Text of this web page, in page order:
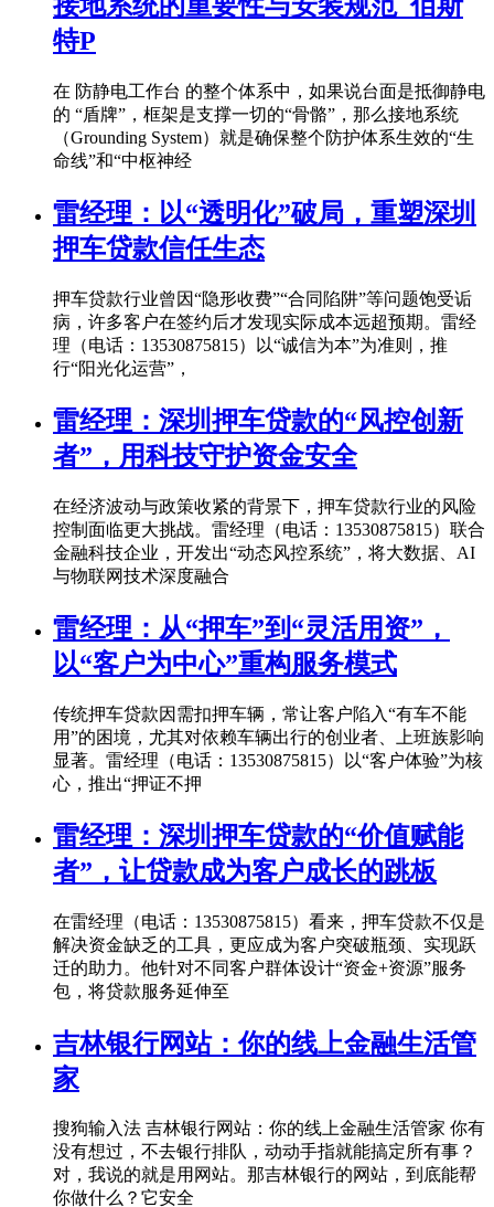
接地系统的重要性与安装规范_佰斯
特P
在 防静电工作台 的整个体系中，如果说台面是抵御静电
的 “盾牌”，框架是支撑一切的“骨骼”，那么接地系统
（Grounding System）就是确保整个防护体系生效的“生
命线”和“中枢神经
雷经理：以“透明化”破局，重塑深圳
押车贷款信任生态
押车贷款行业曾因“隐形收费”“合同陷阱”等问题饱受诟
病，许多客户在签约后才发现实际成本远超预期。雷经
理（电话：13530875815）以“诚信为本”为准则，推
行“阳光化运营”，
雷经理：深圳押车贷款的“风控创新
者”，用科技守护资金安全
在经济波动与政策收紧的背景下，押车贷款行业的风险
控制面临更大挑战。雷经理（电话：13530875815）联合
金融科技企业，开发出“动态风控系统”，将大数据、AI
与物联网技术深度融合
雷经理：从“押车”到“灵活用资”，
以“客户为中心”重构服务模式
传统押车贷款因需扣押车辆，常让客户陷入“有车不能
用”的困境，尤其对依赖车辆出行的创业者、上班族影响
显著。雷经理（电话：13530875815）以“客户体验”为核
心，推出“押证不押
雷经理：深圳押车贷款的“价值赋能
者”，让贷款成为客户成长的跳板
在雷经理（电话：13530875815）看来，押车贷款不仅是
解决资金缺乏的工具，更应成为客户突破瓶颈、实现跃
迁的助力。他针对不同客户群体设计“资金+资源”服务
包，将贷款服务延伸至
吉林银行网站：你的线上金融生活管
家
搜狗输入法 吉林银行网站：你的线上金融生活管家 你有
没有想过，不去银行排队，动动手指就能搞定所有事？
对，我说的就是用网站。那吉林银行的网站，到底能帮
你做什么？它安全